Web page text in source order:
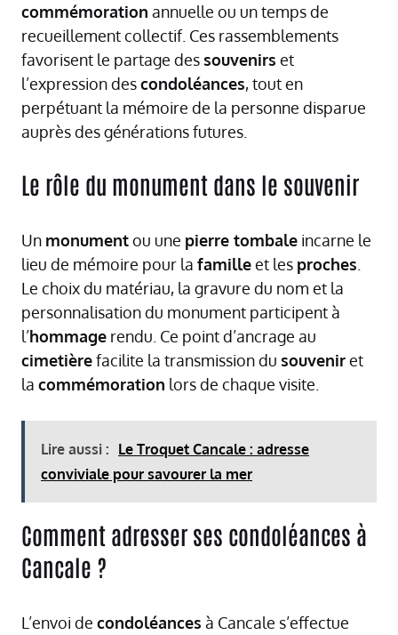
commémoration annuelle ou un temps de
recueillement collectif. Ces rassemblements
favorisent le partage des souvenirs et
l’expression descondoléances, tout en
perpétuant la mémoire de la personne disparue
auprès des générations futures.
Le rôle du monument dans le souvenir
Un monumentou une pierre tombale incarne le
lieu de mémoire pour la familleet les proches
Le choix du matériau, la gravure du nom et la
personnalisation du monument participent à
l’hommage rendu. Ce point d’ancrage au
cimetièrefacilite la transmission du souveniret
la commémoration lors de chaque visite.
Lire aussi : Le Troquet Cancale : adresse
conviviale pour savourer la mer
Comment adresser ses condoléances à
Cancale ?
L’envoi de condoléances à Cancale s’effectue